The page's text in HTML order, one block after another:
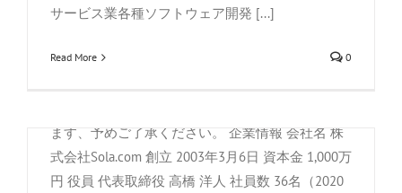
サービス業各種ソフトウェア開発 [...]
Read More 0
については面接時にご確認下さい。※賃金は翌月
を郵送/またはメール等にて送付 書類選考 一次面
ます、予めご了承ください。 企業情報 会社名 株
式会社Sola.com 創立 2003年3月6日 資本金 1,000万
円 役員 代表取締役 高橋 洋人 社員数 36名（2020
給（上限25,000円/月)必要資格・スキル：Windows
務経験者 歓迎する資格・技能：以下は必須ではあ
体簡体いずれも> サイバーセキュリティに関連す
る資格、技能 非IT関係業務におけるプロジェク
ト、人事マネジメント経験 加入保険：雇用保